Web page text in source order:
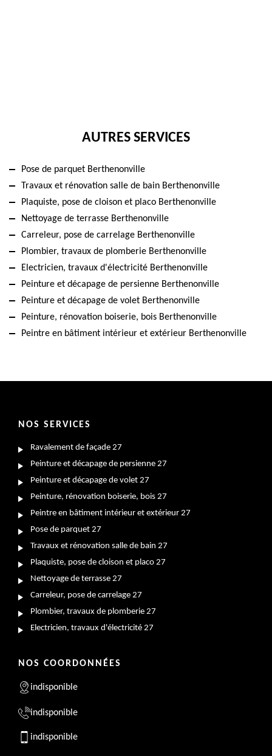
AUTRES SERVICES
Pose de parquet Berthenonville
Travaux et rénovation salle de bain Berthenonville
Plaquiste, pose de cloison et placo Berthenonville
Nettoyage de terrasse Berthenonville
Carreleur, pose de carrelage Berthenonville
Plombier, travaux de plomberie Berthenonville
Electricien, travaux d'électricité Berthenonville
Peinture et décapage de persienne Berthenonville
Peinture et décapage de volet Berthenonville
Peinture, rénovation boiserie, bois Berthenonville
Peintre en bâtiment intérieur et extérieur Berthenonville
NOS SERVICES
Ravalement de façade 27
Peinture et décapage de persienne 27
Peinture et décapage de volet 27
Peinture, rénovation boiserie, bois 27
Peintre en bâtiment intérieur et extérieur 27
Pose de parquet 27
Travaux et rénovation salle de bain 27
Plaquiste, pose de cloison et placo 27
Nettoyage de terrasse 27
Carreleur, pose de carrelage 27
Plombier, travaux de plomberie 27
Electricien, travaux d'électricité 27
NOS COORDONNÉES
indisponible
indisponible
indisponible